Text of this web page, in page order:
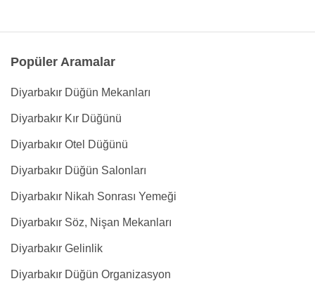
Popüler Aramalar
Diyarbakır Düğün Mekanları
Diyarbakır Kır Düğünü
Diyarbakır Otel Düğünü
Diyarbakır Düğün Salonları
Diyarbakır Nikah Sonrası Yemeği
Diyarbakır Söz, Nişan Mekanları
Diyarbakır Gelinlik
Diyarbakır Düğün Organizasyon